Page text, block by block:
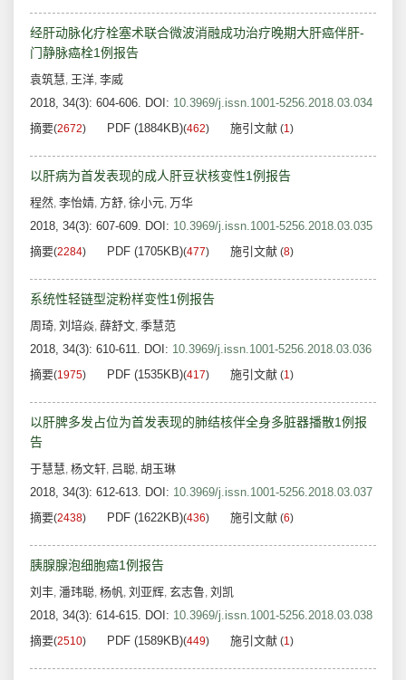
经肝动脉化疗栓塞术联合微波消融成功治疗晚期大肝癌伴肝-
门静脉癌栓1例报告
袁筑慧, 王洋, 李威
2018, 34(3): 604-606. DOI: 10.3969/j.issn.1001-5256.2018.03.034
摘要(2672) PDF (1884KB)(462) 施引文献 (1)
以肝病为首发表现的成人肝豆状核变性1例报告
程然, 李怡婧, 方舒, 徐小元, 万华
2018, 34(3): 607-609. DOI: 10.3969/j.issn.1001-5256.2018.03.035
摘要(2284) PDF (1705KB)(477) 施引文献 (8)
系统性轻链型淀粉样变性1例报告
周琦, 刘培焱, 薛舒文, 季慧范
2018, 34(3): 610-611. DOI: 10.3969/j.issn.1001-5256.2018.03.036
摘要(1975) PDF (1535KB)(417) 施引文献 (1)
以肝脾多发占位为首发表现的肺结核伴全身多脏器播散1例报
告
于慧慧, 杨文轩, 吕聪, 胡玉琳
2018, 34(3): 612-613. DOI: 10.3969/j.issn.1001-5256.2018.03.037
摘要(2438) PDF (1622KB)(436) 施引文献 (6)
胰腺腺泡细胞癌1例报告
刘丰, 潘玮聪, 杨帆, 刘亚辉, 玄志鲁, 刘凯
2018, 34(3): 614-615. DOI: 10.3969/j.issn.1001-5256.2018.03.038
摘要(2510) PDF (1589KB)(449) 施引文献 (1)